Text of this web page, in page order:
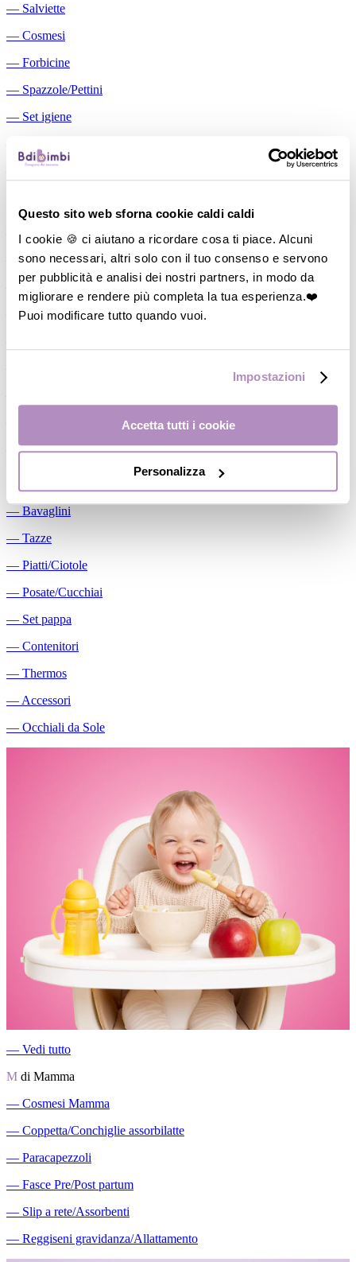
Questo sito web sforna cookie caldi caldi
I cookie 🍪 ci aiutano a ricordare cosa ti piace. Alcuni
sono necessari, altri solo con il tuo consenso e servono
per pubblicità e analisi dei nostri partners, in modo da
migliorare e rendere più completa la tua esperienza.❤️
Puoi modificare tutto quando vuoi.
Impostazioni
Accetta tutti i cookie
Personalizza
― Salviette
― Cosmesi
― Forbicine
― Spazzole/Pettini
― Set igiene
Aspiratori nasali manuali
―
Cuscini allattamento
―Biberon
―
Tettarelle
―Succhietti
Conservalatte Materno
―Massaggiagengive
― Bavaglini
― Tazze
― Piatti/Ciotole
― Posate/Cucchiai
― Set pappa
― Contenitori
― Thermos
― Accessori
― Occhiali da Sole
― Vedi tutto
M di Mamma
― Cosmesi Mamma
― Coppetta/Conchiglie assorbilatte
― Paracapezzoli
― Fasce Pre/Post partum
― Slip a rete/Assorbenti
― Reggiseni gravidanza/Allattamento